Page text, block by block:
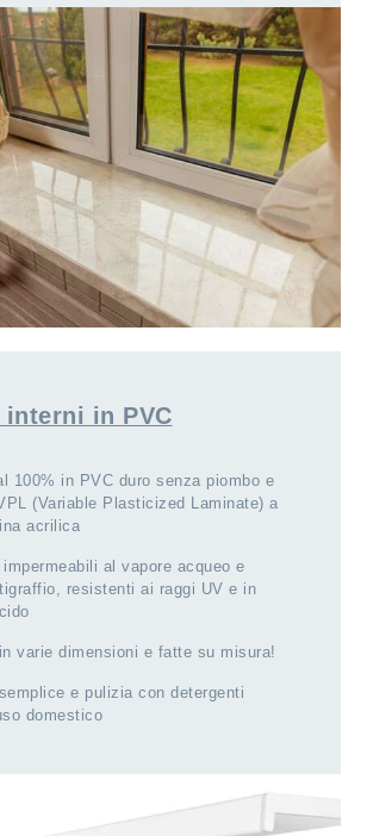
interni in PVC
100% in PVC duro senza piombo e
(Variable Plasticized Laminate) a
acrilica
al vapore acqueo e
resistenti ai raggi UV e in
varie dimensioni e fatte su misura!
e pulizia con detergenti
domestico